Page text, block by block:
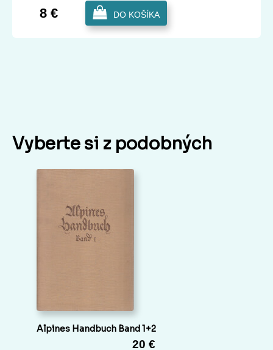
8 € DO KOŠÍKA
Vyberte si z podobných
Alpines Handbuch Band 1+2
20 €